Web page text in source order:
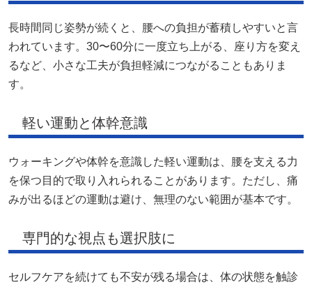
長時間同じ姿勢が続くと、腰への負担が蓄積しやすいと言
われています。30〜60分に一度立ち上がる、座り方を変え
るなど、小さな工夫が負担軽減につながることもありま
す。
軽い運動と体幹意識
ウォーキングや体幹を意識した軽い運動は、腰を支える力
を保つ目的で取り入れられることがあります。ただし、痛
みが出るほどの運動は避け、無理のない範囲が基本です。
専門的な視点も選択肢に
セルフケアを続けても不安が残る場合は、体の状態を触診